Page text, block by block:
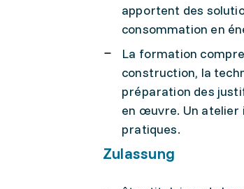
apportent des
consommation en
La formation
construction, la
préparation des
en œuvre. Un atelier
pratiques.
Zulassung